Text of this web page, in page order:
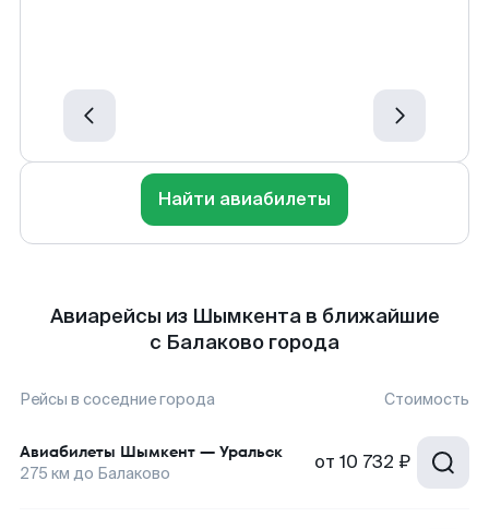
Найти авиабилеты
Авиарейсы из Шымкента в ближайшие
с Балаково города
Рейсы в соседние города Стоимость
Авиабилеты Шымкент — Уральск
275 км до Балаково от 10 732 ₽